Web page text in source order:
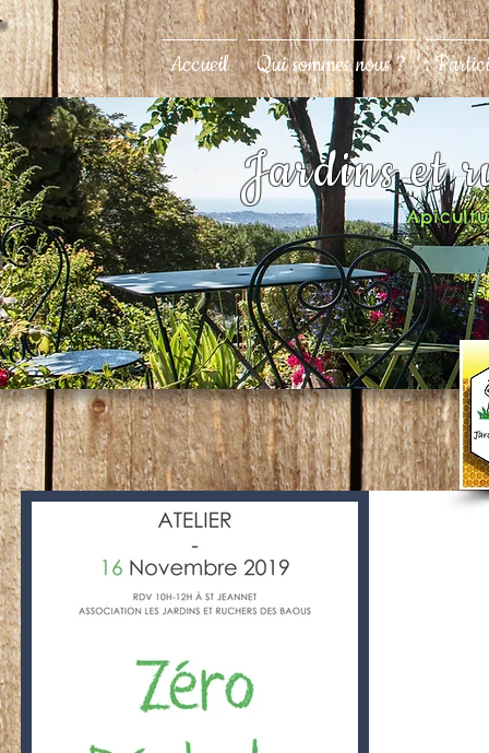
Accueil Qui sommes nous ?
Jardins et